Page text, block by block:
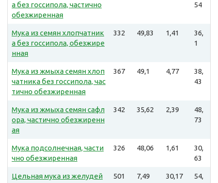
а без госсипола, частично
обезжиренная
54
Мука из семян хлопчатник
а без госсипола, обезжире
нная
332 49,83 1,41
36,
1
Мука из жмыха семян хлоп
чатника без госсипола, час
тично обезжиренная
367 49,1 4,77
38,
43
Мука из жмыха семян сафл
ора, частично обезжиренн
ая
342 35,62 2,39
48,
73
Мука подсолнечная, части
чно обезжиренная
326 48,06 1,61
30,
63
Цельная мука из желудей 501 7,49 30,17
54,